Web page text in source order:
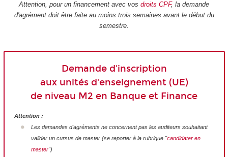
Attention, pour un financement avec vos droits CPF, la demande
d'agrément doit être faite au moins trois semaines avant le début du
semestre.
Demande d'inscription
aux unités d'enseignement (UE)
de niveau M2 en Banque et Finance
Attention :
Les demandes d'agréments ne concernent pas les auditeurs souhaitant
valider un cursus de master (se reporter à la rubrique "candidater en
master")